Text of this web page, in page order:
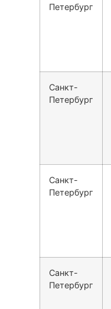
Петербург
Санкт-
Петербург
Санкт-
Петербург
Санкт-
Петербург